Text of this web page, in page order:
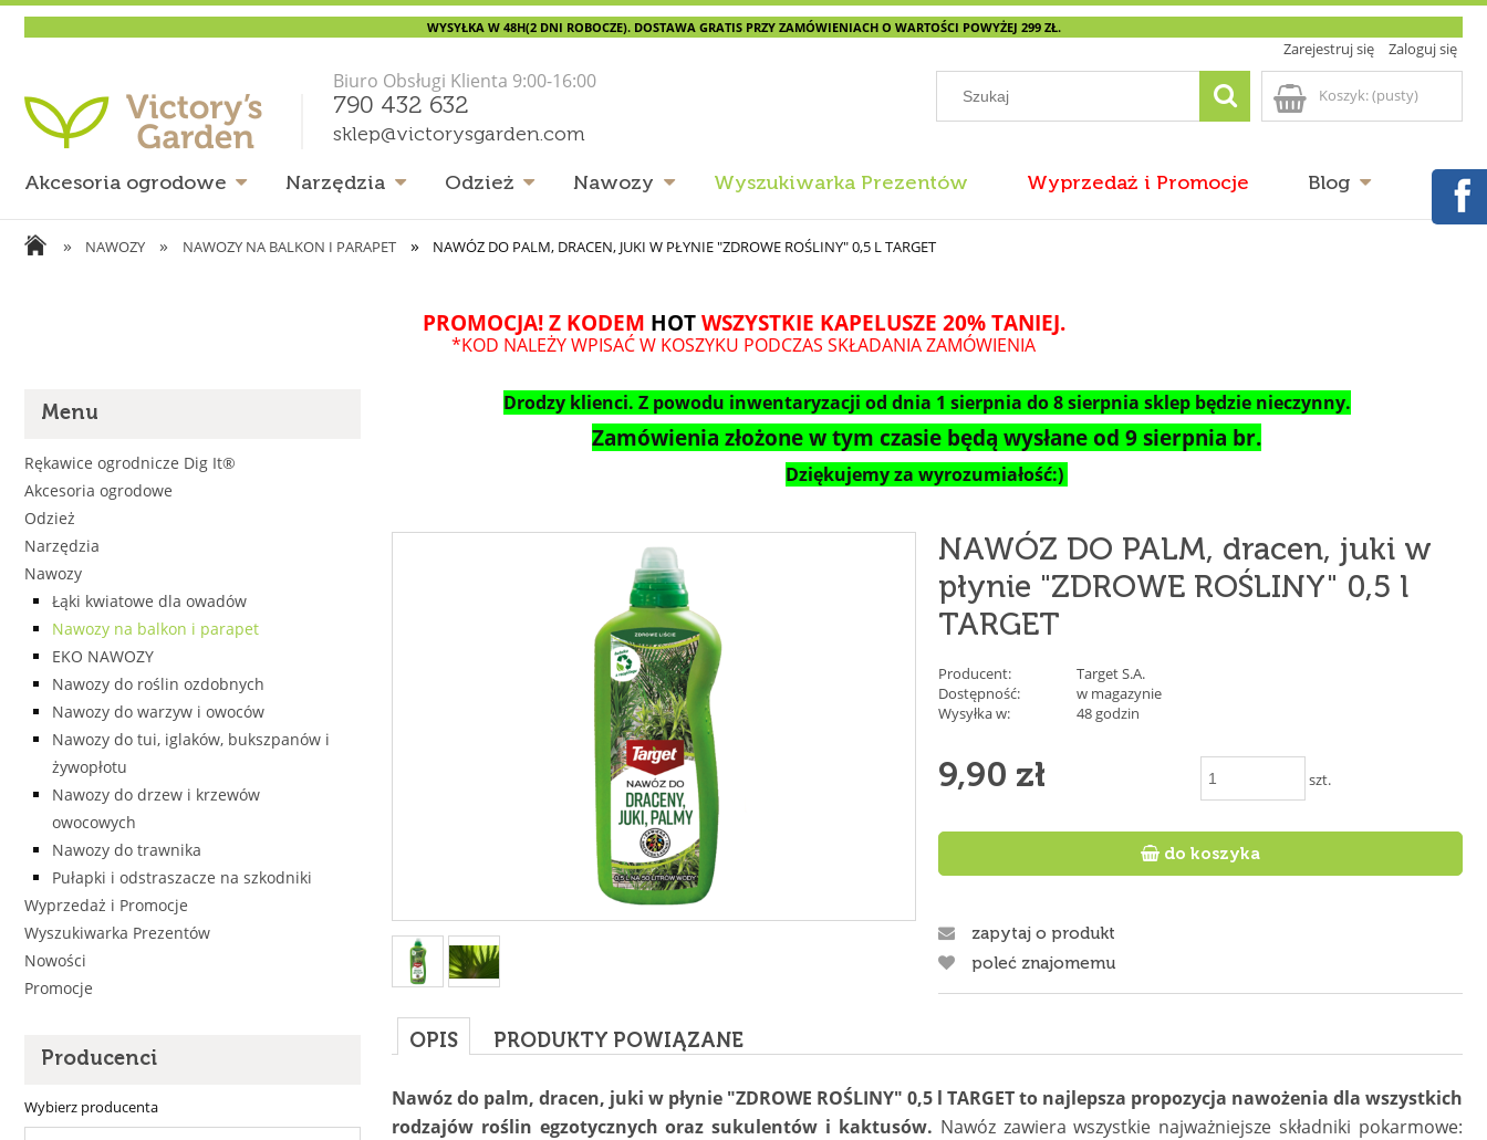
WYSYŁKA W 48H(2 DNI ROBOCZE). DOSTAWA GRATIS PRZY ZAMÓWIENIACH O WARTOŚCI POWYŻEJ 299 ZŁ.
Zarejestruj się Zaloguj się
Biuro Obsługi Klienta 9:00-16:00
790 432 632
sklep@victorysgarden.com
Koszyk:(pusty)
Akcesoria ogrodowe Narzędzia Odzież Nawozy Wyszukiwarka Prezentów Wyprzedaż i Promocje Blog
» NAWOZY » NAWOZY NA BALKON I PARAPET » NAWÓZ DO PALM, DRACEN, JUKI W PŁYNIE "ZDROWE ROŚLINY" 0,5 L TARGET
PROMOCJA! Z KODEM HOTWSZYSTKIE KAPELUSZE 20% TANIEJ.
*KOD NALEŻY WPISAĆ W KOSZYKU PODCZAS SKŁADANIA ZAMÓWIENIA
Menu
Rękawice ogrodnicze Dig It®
Akcesoria ogrodowe
Odzież
Narzędzia
Nawozy
Łąki kwiatowe dla owadów
Nawozy na balkon i parapet
EKO NAWOZY
Nawozy do roślin ozdobnych
Nawozy do warzyw i owoców
Nawozy do tui, iglaków, bukszpanów i
żywopłotu
Nawozy do drzew i krzewów
owocowych
Nawozy do trawnika
Pułapki i odstraszacze na szkodniki
Wyprzedaż i Promocje
Wyszukiwarka Prezentów
Nowości
Promocje
Producenci
Wybierz producenta
Drodzy klienci. Z powodu inwentaryzacji od dnia 1 sierpnia do 8 sierpnia sklep będzie nieczynny.
Zamówienia złożone w tym czasie będą wysłane od 9 sierpnia br.
Dziękujemy za wyrozumiałość:)
NAWÓZ DO PALM, dracen, juki w
płynie "ZDROWE ROŚLINY" 0,5 l
TARGET
Producent:
Target S.A.
Dostępność:
w magazynie
Wysyłka w:
48 godzin
9,90 zł szt.
 do koszyka
zapytaj o produkt
poleć znajomemu
OPIS PRODUKTY POWIĄZANE
Nawóz do palm, dracen, juki w płynie "ZDROWE ROŚLINY" 0,5 l TARGET to najlepsza propozycja nawożenia dla wszystkich
rodzajów roślin egzotycznych oraz sukulentów i kaktusów. Nawóz zawiera wszystkie najważniejsze składniki pokarmowe: